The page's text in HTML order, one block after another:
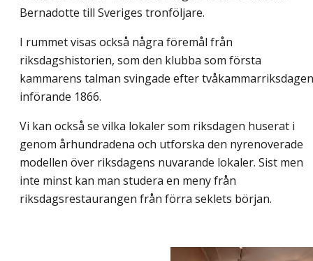
Bernadotte till Sveriges tronföljare.
I rummet visas också några föremål från
riksdagshistorien, som den klubba som första
kammarens talman svingade efter
införande 1866.
Vi kan också se vilka lokaler som riksdagen huserat i
genom århundradena och utforska den nyrenoverade
modellen över riksdagens nuvarande lokaler. Sist men
inte minst kan man studera en meny från
riksdagsrestaurangen från förra seklets början.